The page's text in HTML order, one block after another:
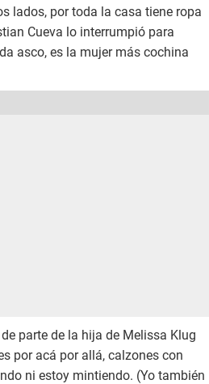
lados, por toda la casa tiene ropa
Cueva lo interrumpió para
asco, es la mujer más cochina
parte de la hija de Melissa Klug
por acá por allá, calzones con
ni estoy mintiendo. (Yo también